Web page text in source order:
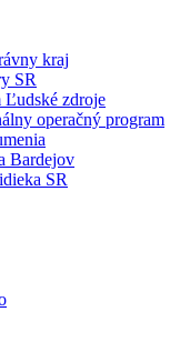
kraj
SR
Ľudské zdroje
operačný program
Bardejov
SR